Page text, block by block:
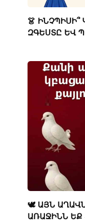
👗 ԻՆՉՊԻՍԻ՞
ԶԳԵՍՏԸ ԵՎ
🕊️ ԱՅՆ
ԱՌԱՋԻՆՆ ԵՔ